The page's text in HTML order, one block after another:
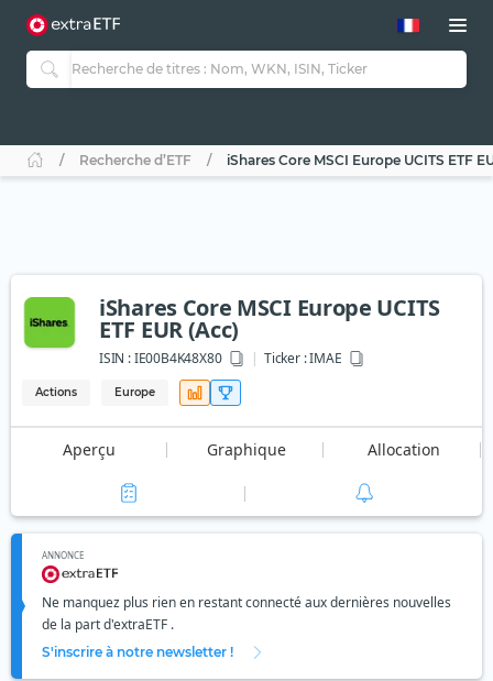
Recherche d’ETF iShares Core MSCI Europe UCITS ETF
iShares Core MSCI Europe UCITS
ETF EUR (Acc)
ISIN :IE00B4K48X80 Ticker :IMAE
Actions Europe
Aperçu Graphique Allocation
ANNONCE
Ne manquez plus rien en restant connecté aux dernières nouvelles
de la part d'extraETF .
S'inscrire à notre newsletter !